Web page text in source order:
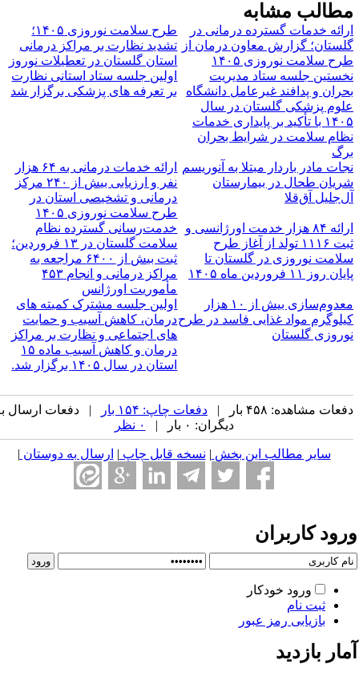
مشابه
خدمات گسترده درمانی در
گزارش معاون درمان از
سلامت نوروزی ۱۴۰۵
طرح سلامت نوروزی ۱۴۰۵؛
تشدید نظارت بر مراکز درمانی
استان گلستان در تعطیلات نوروز
جلسه ستاد مدیریت
و پدافند غیرعامل دانشگاه
پزشکی گلستان در سال
۱۴۰۵ با تأکید بر پایداری خدمات
سلامت در شرایط بحران
اولین جلسه ستاد استانی نظارت
بر تعرفه های پزشکی برگزار شد
مادر باردار مبتلا به آنوریسم
طحال در بیمارستان
آق‌قلا
ارائه خدمات درمانی به ۶۴ هزار
نفر و ارزیابی بیش از ۲۴۰ مرکز
درمانی و تشخیصی استان در
طرح سلامت نوروزی ۱۴۰۵
ارائه ۸۴ هزار خدمت اورژانسی و
ثبت ۱۱۱۶ تولد از آغاز طرح
نوروزی در گلستان تا
روز ۱۱ فروردین ماه ۱۴۰۵
خدمت‌رسانی گسترده نظام
سلامت گلستان در ۱۳ فروردین؛
ثبت بیش از ۶۴۰۰ مراجعه به
مراکز درمانی و انجام ۴۵۳
مأموریت اورژانس
معدوم‌سازی بیش از ۱۰ هزار
مواد غذایی فاسد در طرح
گلستان
اولین جلسه مشترک کمیته های
درمان، کاهش آسیب و حمایت
های اجتماعی و نظارت بر مراکز
درمان و کاهش آسیب ماده ۱۵
استان در سال ۱۴۰۵ برگزار شد.‌
مشاهده: ۴۵۸ بار | دفعات چاپ: ۱۵۴ بار
| دفعات ارسال به
دیگران: ۰ بار |
سایر مطالب این بخش | نسخه قابل چاپ| ارسال به دوستان|
کاربران
ورود خودکار
ثبت نام
بازیابی رمز عبور
بازدید